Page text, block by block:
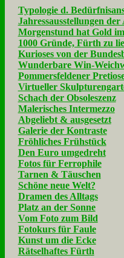
Typologie d.
Jahressausstellungen
Morgenstund hat Gold
1000 Gründe, Fürth zu
Kurioses von der
Wunderbare Win-
Pommersfeldener
Virtueller
Schach der Obsoleszenz
Malerisches Intermezzo
Abgeliebt & ausgesetzt
Galerie der Kontraste
Fröhliches Frühstück
Den Euro umgedreht
Fotos für Ferrophile
Tarnen & Täuschen
Schöne neue Welt?
Dramen des Alltags
Platz an der Sonne
Vom Foto zum Bild
Fotokurs für Faule
Kunst um die Ecke
Rätselhaftes Fürth